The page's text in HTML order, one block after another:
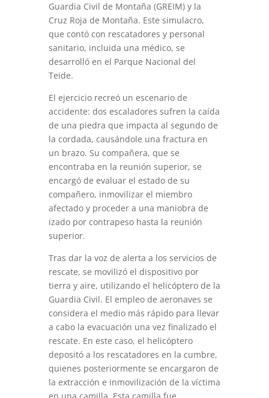
Guardia Civil de Montaña (GREIM) y la
Cruz Roja de Montaña. Este simulacro,
que contó con rescatadores y personal
sanitario, incluida una médico, se
desarrolló en el Parque Nacional del
Teide.
El ejercicio recreó un escenario de
accidente: dos escaladores sufren la caída
de una piedra que impacta al segundo de
la cordada, causándole una fractura en
un brazo. Su compañera, que se
encontraba en la reunión superior, se
encargó de evaluar el estado de su
compañero, inmovilizar el miembro
afectado y proceder a una maniobra de
izado por contrapeso hasta la reunión
superior.
Tras dar la voz de alerta a los servicios de
rescate, se movilizó el dispositivo por
tierra y aire, utilizando el helicóptero de la
Guardia Civil. El empleo de aeronaves se
considera el medio más rápido para llevar
a cabo la evacuación una vez finalizado el
rescate. En este caso, el helicóptero
depositó a los rescatadores en la cumbre,
quienes posteriormente se encargaron de
la extracción e inmovilización de la víctima